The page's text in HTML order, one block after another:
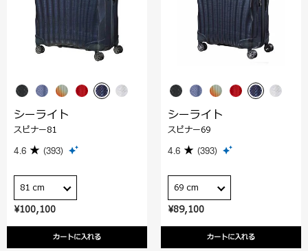
¥100,100
カートに入れる
シーライト
スピナー81
4.6 (393)
81 cm
¥89,100
カートに入れる
シーライト
スピナー69
4.6 (393)
69 cm